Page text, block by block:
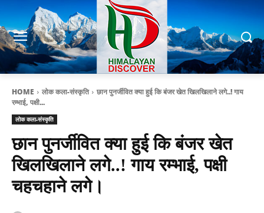
HOME लोक कला-संस्कृति
छान पुनर्जीवित क्या हुई कि बंजर खेत खिलखिलाने लगे..! गाय
रम्भाई, पक्षी...
लोक कला-संस्कृति
छान पुनर्जीवित क्या हुई कि बंजर खेत
खिलखिलाने लगे..! गाय रम्भाई, पक्षी
चहचहाने लगे।